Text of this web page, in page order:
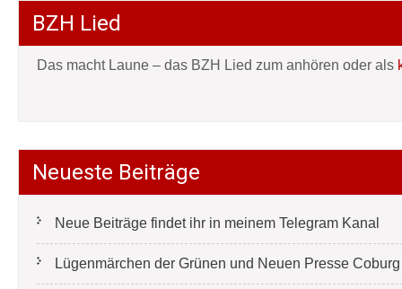
BZH Lied
Das macht Laune – das BZH Lied zum anhören oder als
Neueste Beiträge
Neue Beiträge findet ihr in meinem Telegram Kanal
Lügenmärchen der Grünen und Neuen Presse